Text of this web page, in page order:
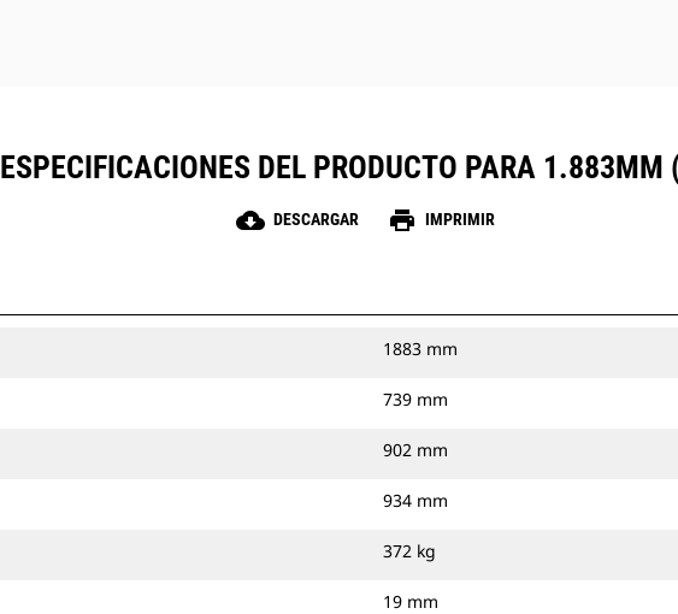
ESPECIFICACIONES DEL PRODUCTO PARA 1.883MM
cloud_download DESCARGAR print IMPRIMIR
1883 mm
739 mm
902 mm
934 mm
372 kg
19 mm